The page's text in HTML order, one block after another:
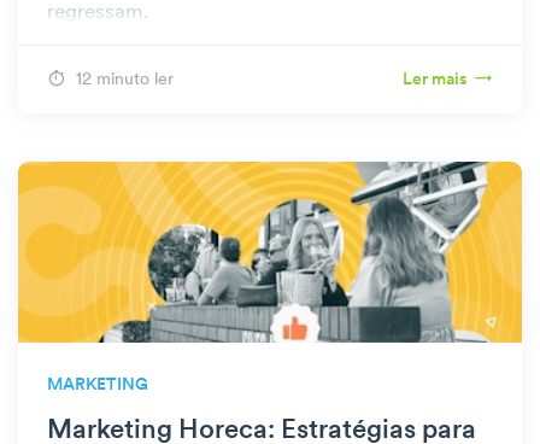
regressam.
12 minuto ler Ler mais
MARKETING
Marketing Horeca: Estratégias para